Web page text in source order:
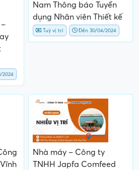
2024
Nam Thông báo Tuyển
dụng Nhân viên Thiết kế
Tuỳ vị trí Đến 30/04/2024
Nhà máy – Công ty
TNHH Japfa Comfeed